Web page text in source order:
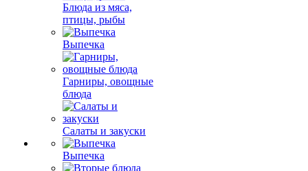
Блюда из мяса,
птицы, рыбы
Выпечка
Гарниры, овощные
блюда
Салаты и закуски
Выпечка